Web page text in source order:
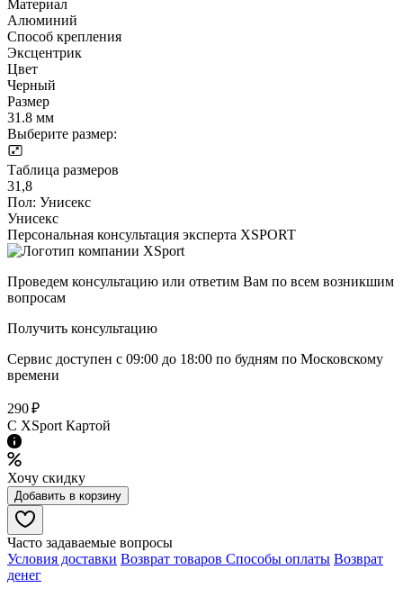
Материал
Алюминий
Способ крепления
Эксцентрик
Цвет
Черный
Размер
31.8 мм
Выберите размер:
Таблица размеров
31,8
Пол: Унисекс
Унисекс
Персональная консультация эксперта XSPORT
Проведем консультацию или ответим Вам по всем возникшим
вопросам
Получить консультацию
Сервис доступен с 09:00 до 18:00 по будням по Московcкому
времени
290 ₽
C XSport Картой
Хочу скидку
Добавить в корзину
Часто задаваемые вопросы
Условия доставки Возврат товаров Способы оплаты Возврат
денег